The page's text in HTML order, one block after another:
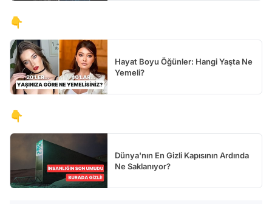
👇
Hayat Boyu Öğünler: Hangi Yaşta Ne
Yemeli?
👇
Dünya'nın En Gizli Kapısının Ardında
Ne Saklanıyor?